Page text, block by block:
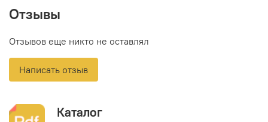
Отзывы
Отзывов еще никто не оставлял
Написать отзыв
Каталог